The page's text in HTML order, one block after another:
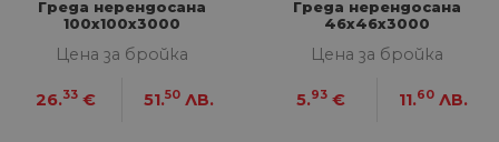
Греда нерендосана
100x100x3000
Цена за бройка
26.33 € 51.50 ЛВ.
Греда нерендосана
46x46x3000
Цена за бройка
5.93 € 11.60 ЛВ.